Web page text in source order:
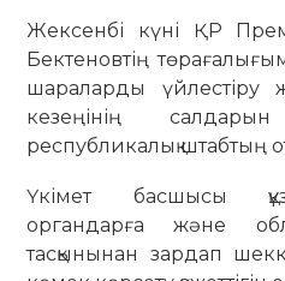
Жексенбі күні ҚР
Бектеновтің
шараларды үйлестіру
кезеңінің
республикалық штабтың
Үкімет басшысы
органдарға және
тасқынынан зардап